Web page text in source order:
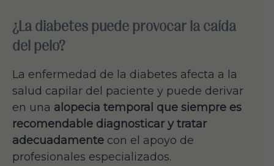
¿La diabetes puede provocar la caída
del pelo?
La enfermedad de la diabetes afecta a la
salud capilar del paciente y puede derivar
en una alopecia temporal que siempre es
recomendable diagnosticar y tratar
adecuadamente con el apoyo de
profesionales especializados.